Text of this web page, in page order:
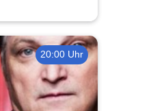
20:00 Uhr